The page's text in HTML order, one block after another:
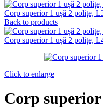
Corp superior 1 ușă 2 polițe,
Back to products
Corp superior 1 ușă 2 polițe,
Click to enlarge
Corp